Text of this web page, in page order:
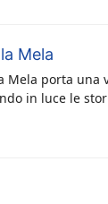
Mela
Mela porta una
in luce le